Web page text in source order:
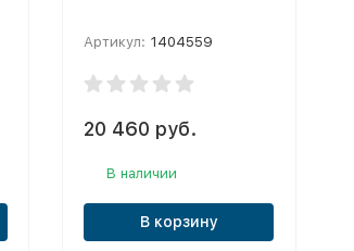
Артикул: 1404559
20 460 руб.
В наличии
В корзину